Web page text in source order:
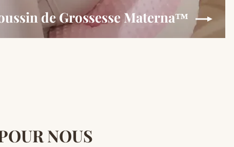
de Grossesse Materna™
NOUS